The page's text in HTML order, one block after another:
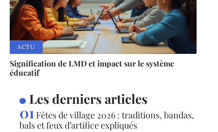
ACTU
Signification de LMD et impact sur le système
éducatif
Les derniers articles
Fêtes de village 2026 : traditions, bandas,
bals et feux d’artifice expliqués